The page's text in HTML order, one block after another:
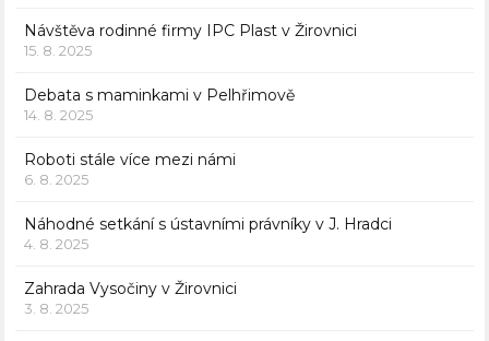
Návštěva rodinné firmy IPC Plast v Žirovnici
15. 8. 2025
Debata s maminkami v Pelhřimově
14. 8. 2025
Roboti stále více mezi námi
6. 8. 2025
Náhodné setkání s ústavními právníky v J. Hradci
4. 8. 2025
Zahrada Vysočiny v Žirovnici
3. 8. 2025